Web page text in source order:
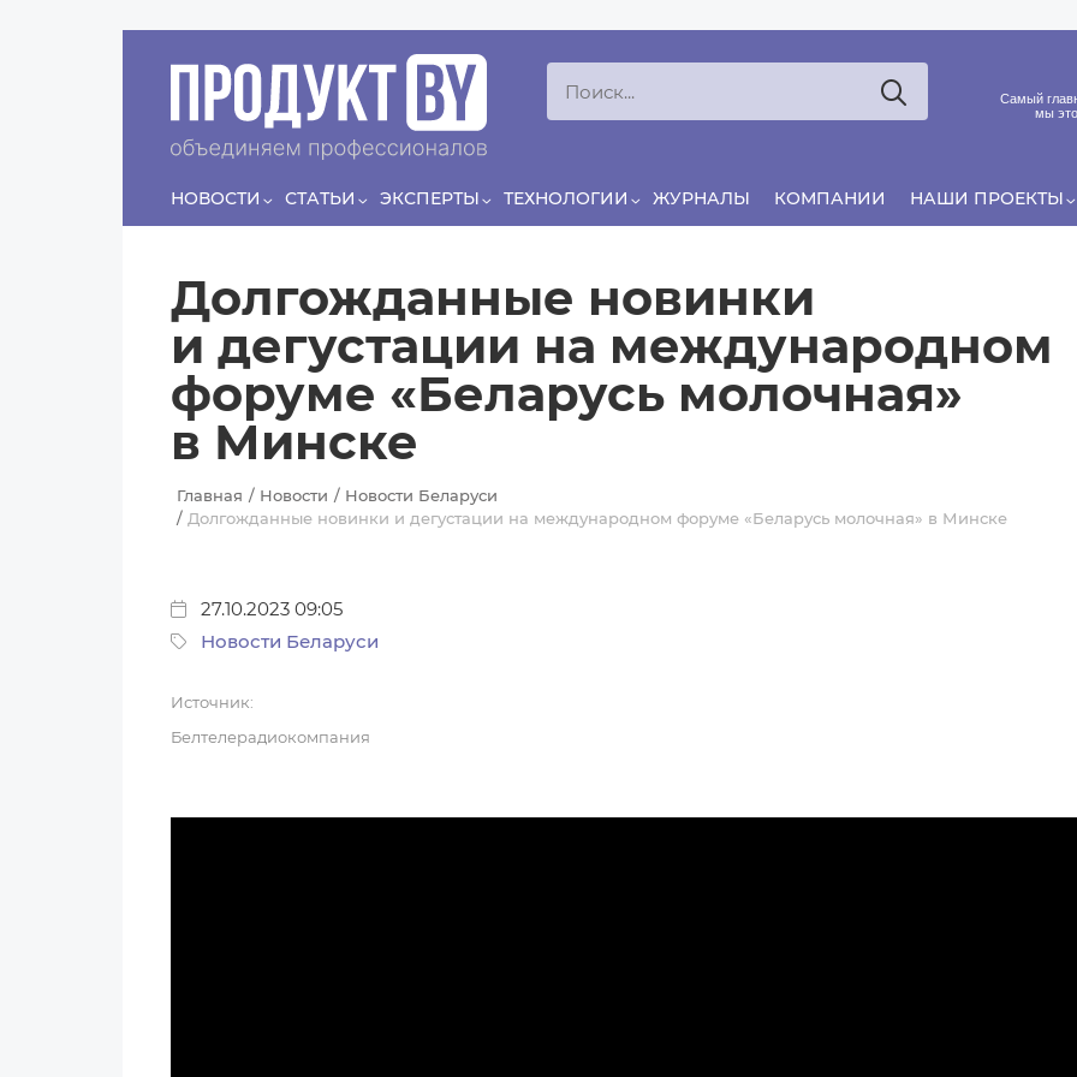
СергейЛЯШКО
Если у нас есть беспривязь, все животные чипированы и
есть программа-планировщик, на проведение…
Принято считать, что еда — источник удовольствия, и
Самый
мы
НОВОСТИ СТАТЬИ ЭКСПЕРТЫ ТЕХНОЛОГИИ ЖУРНАЛЫ КОМПАНИИ НАШИ ПРОЕКТЫ
Долгожданные новинки
и дегустации на международном
форуме «Беларусь молочная»
в Минске
Главная Новости
Новости Беларуси
Долгожданные новинки и дегустации на международном форуме «Беларусь молочная» в Минске
27.10.2023 09:05
Новости Беларуси
Источник:
Белтелерадиокомпания